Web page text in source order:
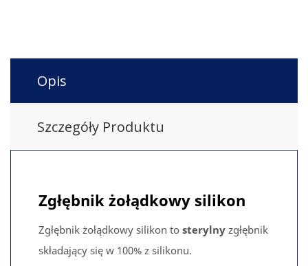
Opis
Szczegóły Produktu
Zgłębnik żołądkowy silikon
Zgłębnik żołądkowy silikon to sterylny zgłębnik
składający się w 100% z silikonu.